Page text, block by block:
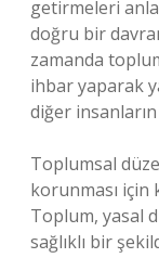
getirmeleri
doğru bir
zamanda
ihbar yaparak
diğer
Toplumsal
korunması
Toplum, yasal
sağlıklı bir